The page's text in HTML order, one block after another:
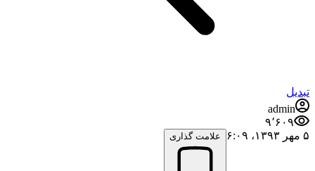
تبدیل
admin
۹٬۶۰۹
۵ مهر ۱۳۹۳،‏ ۶:۰۹
علامت گذاری